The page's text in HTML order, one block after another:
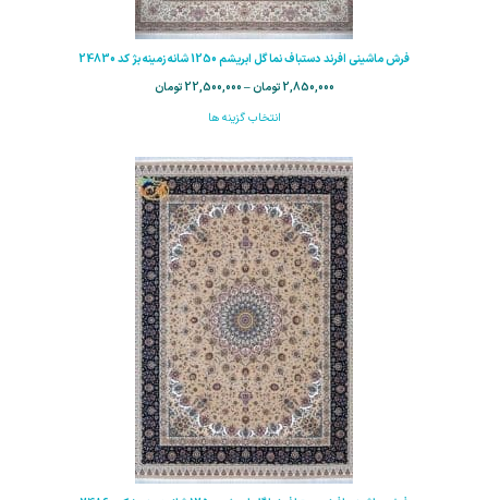
فرش ماشینی افرند دستباف نما گل ابریشم 1250 شانه زمینه بژ کد 24830
2,850,000 تومان –
22,500,000 تومان
انتخاب گزینه ها